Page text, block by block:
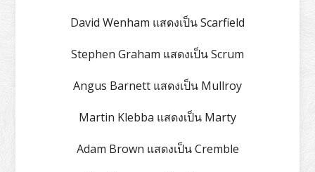
David Wenham แสดงเป็น Scarfield
Stephen Graham แสดงเป็น Scrum
Angus Barnett แสดงเป็น Mullroy
Martin Klebba แสดงเป็น Marty
Adam Brown แสดงเป็น Cremble